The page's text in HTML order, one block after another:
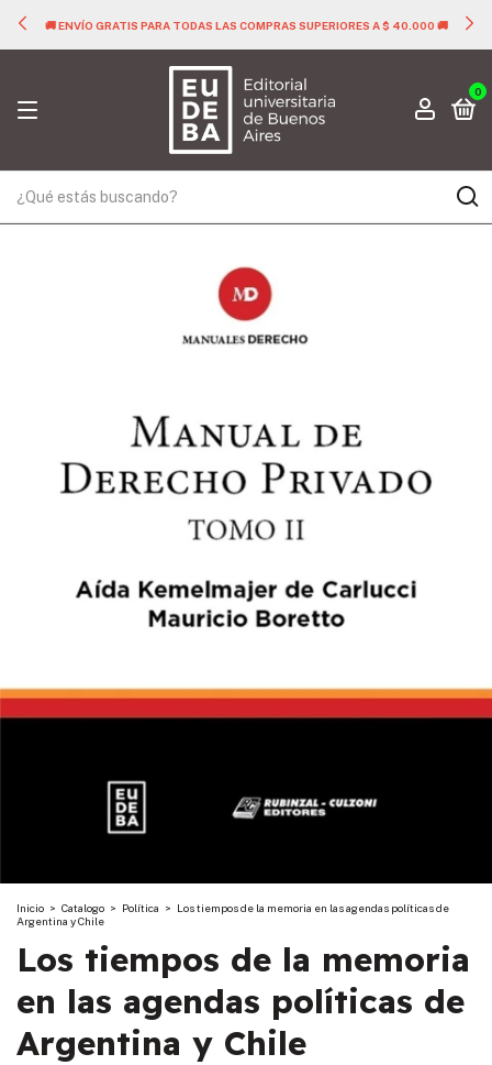
🚚 ENVÍO GRATIS PARA TODAS LAS COMPRAS SUPERIORES A $ 40.000 🚚
0
Inicio > Catalogo > Política > Los tiempos de la memoria en las agendas políticas de
Argentina y Chile
Los tiempos de la memoria
en las agendas políticas de
Argentina y Chile